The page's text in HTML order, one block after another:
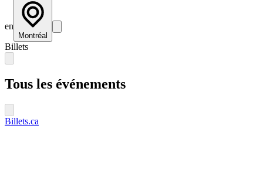
en
Montréal
Billets
Tous les événements
Billets.ca